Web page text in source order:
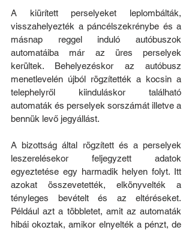
A kiürített perselyeket leplombálták,
visszahelyezték a páncélszekrénybe és a
másnap reggel induló autóbuszok
automatáiba már az üres perselyek
kerültek. Behelyezéskor az autóbusz
menetlevelén újból rögzítették a kocsin a
telephelyről kiinduláskor található
automaták és perselyek sorszámát illetve a
bennük levő jegyállást.
A bizottság által rögzített és a perselyek
leszerelésekor feljegyzett adatok
egyeztetése egy harmadik helyen folyt. Itt
azokat összevetették, elkönyvelték a
tényleges bevételt és az eltéréseket.
Például azt a többletet, amit az automaták
hibái okoztak, amikor elnyelték a pénzt, de